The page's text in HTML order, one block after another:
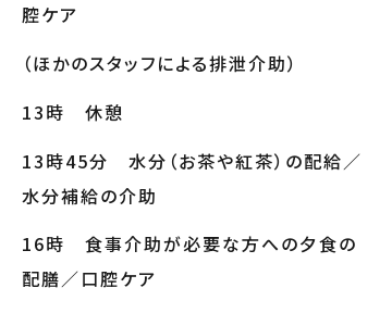
腔ケア
（ほかのスタッフによる排泄介助）
13時 休憩
13時45分 水分（お茶や紅茶）の配給／
水分補給の介助
16時 食事介助が必要な方への夕食の
配膳／口腔ケア